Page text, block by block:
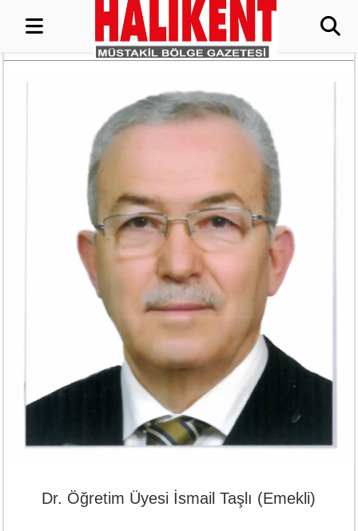
Dr. Öğretim Üyesi İsmail Taşlı (Emekli)